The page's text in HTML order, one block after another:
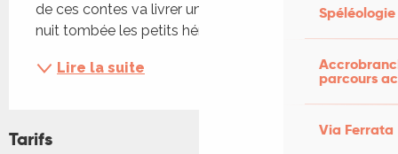
Spéléologie
parcours
Via Ferrata
de ces contes va livrer un merveilleux secret : à la
nuit tombée les petits héros, la délicieuse...
Lire la suite
Tarifs